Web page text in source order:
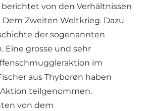
von den Verhältnissen
Dem Zweiten Weltkrieg. Dazu
der sogenannten
Eine grosse und sehr
im
aus Thyborøn haben
teilgenommen.
von dem